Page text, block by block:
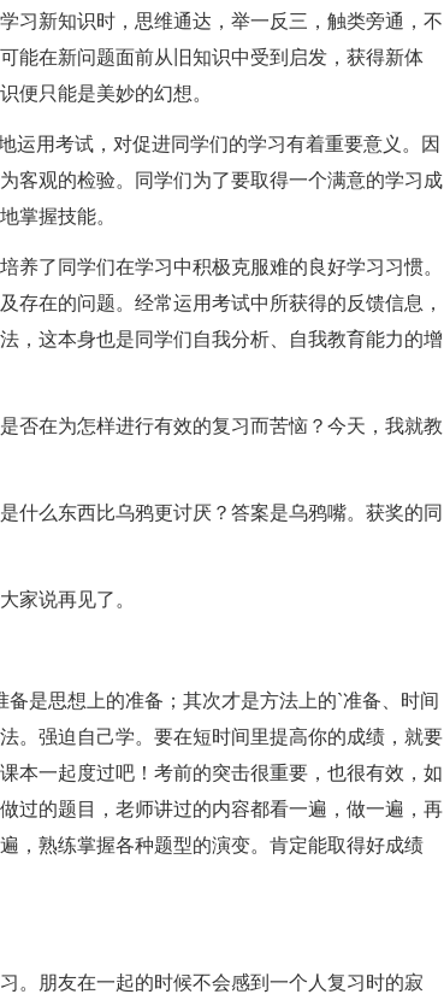
习新知识时，思维通达，举一反三，触类旁通，不
能在新问题面前从旧知识中受到启发，获得新体
便只能是美妙的幻想。
运用考试，对促进同学们的学习有着重要意义。因
客观的检验。同学们为了要取得一个满意的学习成
掌握技能。
养了同学们在学习中积极克服难的良好学习习惯。
存在的问题。经常运用考试中所获得的反馈信息，
，这本身也是同学们自我分析、自我教育能力的增
否在为怎样进行有效的复习而苦恼？今天，我就教
什么东西比乌鸦更讨厌？答案是乌鸦嘴。获奖的同
家说再见了。
是思想上的准备；其次才是方法上的`准备、时间
。强迫自己学。要在短时间里提高你的成绩，就要
本一起度过吧！考前的突击很重要，也很有效，如
过的题目，老师讲过的内容都看一遍，做一遍，再
，熟练掌握各种题型的演变。肯定能取得好成绩
。朋友在一起的时候不会感到一个人复习时的寂